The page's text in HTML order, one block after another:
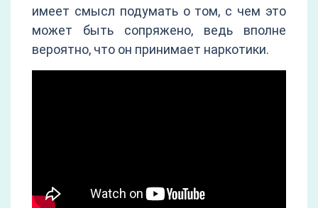
имеет смысл подумать о том, с чем это
может быть сопряжено, ведь вполне
вероятно, что он принимает наркотики.